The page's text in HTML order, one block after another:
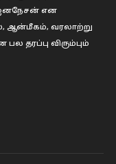
ஐனநேசன் என
ஆன்மீகம், வரலாற்று
தரப்பு விரும்பும்